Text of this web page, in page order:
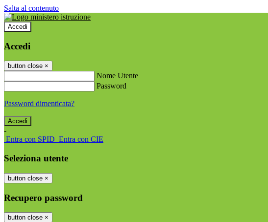
Salta al contenuto
Accedi
Accedi
button close ×
Nome Utente
Password
Password dimenticata?
-
Entra con SPID Entra con CIE
Seleziona utente
button close ×
Recupero password
button close ×